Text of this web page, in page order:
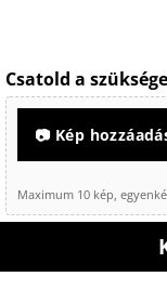
Csatold a
📷 Kép
Maximum 10 kép,